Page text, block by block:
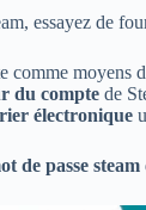
essayez de
comme moyens
du compte de
électronique
de passe steam